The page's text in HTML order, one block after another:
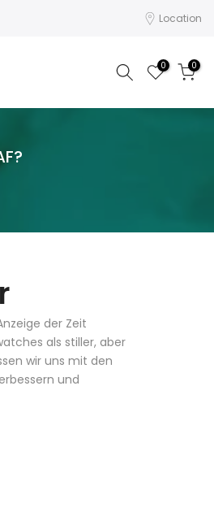
Location
0 0
der Zeit
als stiller, aber
wir uns mit den
und